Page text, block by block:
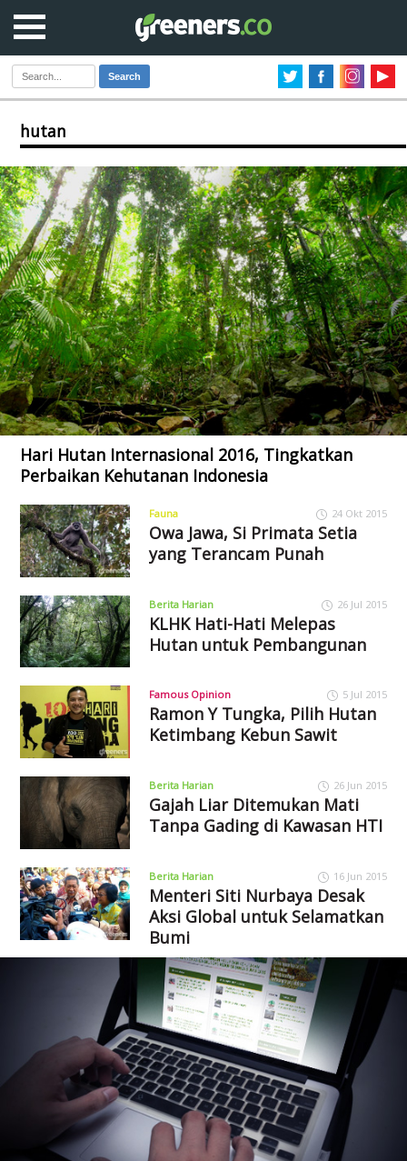
Search
hutan
Hari Hutan Internasional 2016, Tingkatkan
Perbaikan Kehutanan Indonesia
Fauna 24 Okt 2015
Owa Jawa, Si Primata Setia
yang Terancam Punah
Berita Harian 26 Jul 2015
KLHK Hati-Hati Melepas
Hutan untuk Pembangunan
Famous Opinion 5 Jul 2015
Ramon Y Tungka, Pilih Hutan
Ketimbang Kebun Sawit
Berita Harian 26 Jun 2015
Gajah Liar Ditemukan Mati
Tanpa Gading di Kawasan HTI
Berita Harian 16 Jun 2015
Menteri Siti Nurbaya Desak
Aksi Global untuk Selamatkan
Bumi